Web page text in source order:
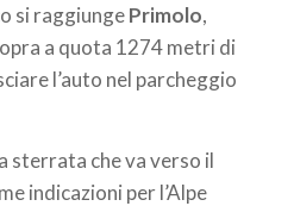
si raggiungePrimolo,
a quota 1274 metri di
l’auto nel parcheggio
sterrata che va verso il
indicazioni per l’Alpe